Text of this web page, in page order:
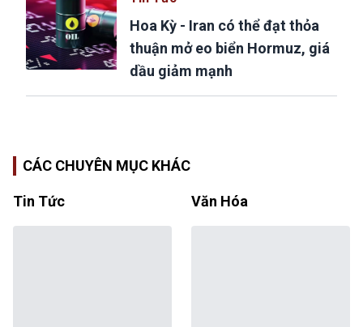
Hoa Kỳ - Iran có thể đạt thỏa
thuận mở eo biển Hormuz, giá
dầu giảm mạnh
CÁC CHUYÊN MỤC KHÁC
Tin Tức Văn Hóa